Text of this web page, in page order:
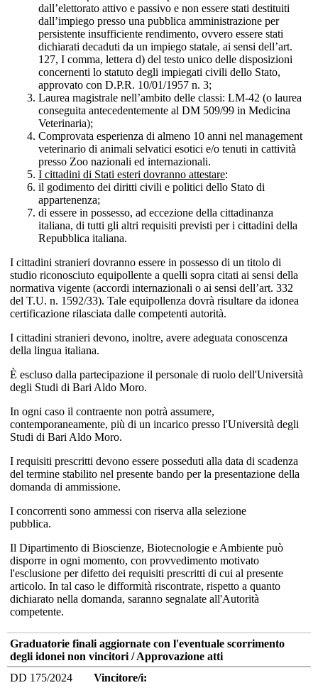
dall’elettorato attivo e passivo e non essere stati destituiti
dall’impiego presso una pubblica amministrazione per
persistente insufficiente rendimento, ovvero essere stati
dichiarati decaduti da un impiego statale, ai sensi dell’art.
127, I comma, lettera d) del testo unico delle disposizioni
concernenti lo statuto degli impiegati civili dello Stato,
approvato con D.P.R. 10/01/1957 n. 3;
Laurea magistrale nell’ambito delle classi: LM-42 (o laurea
conseguita antecedentemente al DM 509/99 in Medicina
Veterinaria);
Comprovata esperienza di almeno 10 anni nel management
veterinario di animali selvatici esotici e/o tenuti in cattività
presso Zoo nazionali ed internazionali.
I cittadini di Stati esteri dovranno attestare:
il godimento dei diritti civili e politici dello Stato di
appartenenza;
di essere in possesso, ad eccezione della cittadinanza
italiana, di tutti gli altri requisiti previsti per i cittadini della
Repubblica italiana.
I cittadini stranieri dovranno essere in possesso di un titolo di
studio riconosciuto equipollente a quelli sopra citati ai sensi della
normativa vigente (accordi internazionali o ai sensi dell’art. 332
del T.U. n. 1592/33). Tale equipollenza dovrà risultare da idonea
certificazione rilasciata dalle competenti autorità.
I cittadini stranieri devono, inoltre, avere adeguata conoscenza
della lingua italiana.
È escluso dalla partecipazione il personale di ruolo dell'Università
degli Studi di Bari Aldo Moro.
In ogni caso il contraente non potrà assumere,
contemporaneamente, più di un incarico presso l'Università degli
Studi di Bari Aldo Moro.
I requisiti prescritti devono essere posseduti alla data di scadenza
del termine stabilito nel presente bando per la presentazione della
domanda di ammissione.
I concorrenti sono ammessi con riserva alla selezione
pubblica.
Il Dipartimento di Bioscienze, Biotecnologie e Ambiente può
disporre in ogni momento, con provvedimento motivato
l'esclusione per difetto dei requisiti prescritti di cui al presente
articolo. In tal caso le difformità riscontrate, rispetto a quanto
dichiarato nella domanda, saranno segnalate all'Autorità
competente.
Graduatorie finali aggiornate con l'eventuale scorrimento
degli idonei non vincitori / Approvazione atti
DD 175/2024
Vincitore/i: